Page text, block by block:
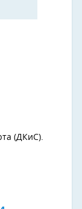
(ДКиС).